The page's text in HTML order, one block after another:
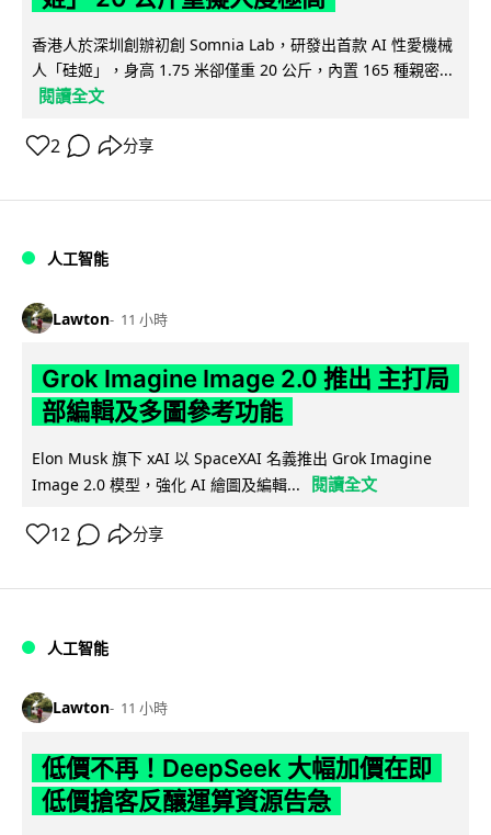
香港人於深圳創辦初創 Somnia Lab，研發出首款 AI 性愛機械
人「硅姬」，身高 1.75 米卻僅重 20 公斤，內置 165 種親密...
閱讀全文
2 分享
人工智能
Lawton 11 小時
Grok Imagine Image 2.0 推出 主打局
部編輯及多圖參考功能
Elon Musk 旗下 xAI 以 SpaceXAI 名義推出 Grok Imagine
Image 2.0 模型，強化 AI 繪圖及編輯...
閱讀全文
12 分享
人工智能
Lawton 11 小時
低價不再！DeepSeek 大幅加價在即
低價搶客反釀運算資源告急